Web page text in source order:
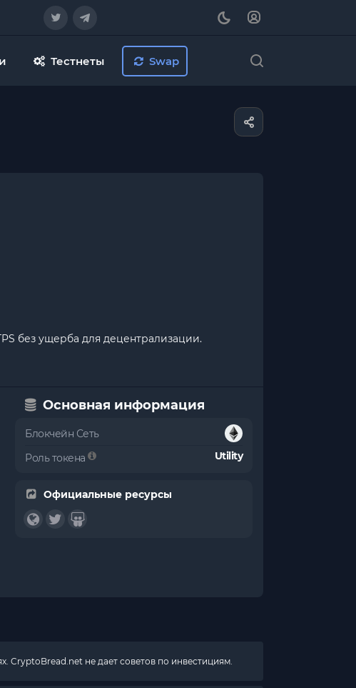
Тестнеты Swap
без ущерба для децентрализации.
Основная информация
Блокчейн Сеть
Роль токена
Utility
Официальные ресурсы
CryptoBread.net не дает советов по инвестициям.